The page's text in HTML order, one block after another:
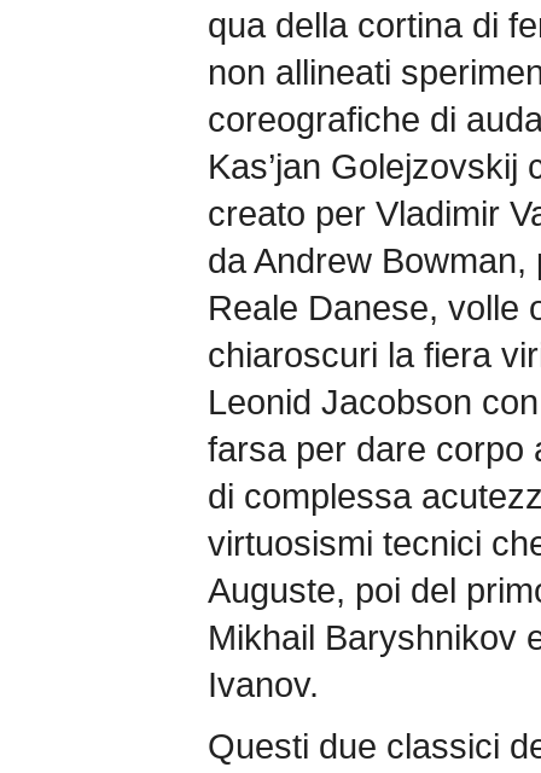
qua della cortina di
non allineati
coreografiche di
Kas’jan Golejzovskij
creato per Vladimir
da Andrew
Reale Danese, volle
chiaroscuri la fiera
Leonid Jacobson
farsa per dare corpo
di complessa
virtuosismi tecnici
Auguste, poi del
Mikhail Baryshnikov
Ivanov.
Questi due classici